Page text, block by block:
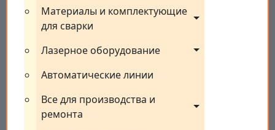
Материалы и комплектующие
для сварки
Лазерное оборудование
Автоматические линии
Все для производства и
ремонта